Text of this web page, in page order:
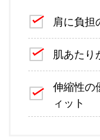
肩に負担
肌あたり
伸縮性の
ィット